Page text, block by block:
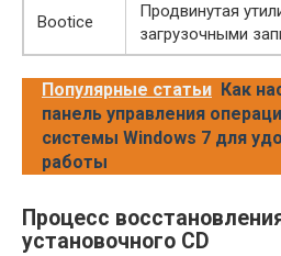
Bootice
Продвинутая
загрузочными
Популярные статьи Как
панель управления
системы Windows 7 для
работы
Процесс
установочного CD